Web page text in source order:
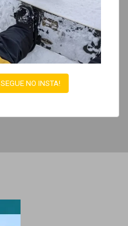
SEGUE NO INSTA!